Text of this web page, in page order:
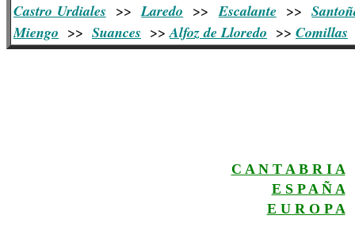
Castro Urdiales >> Laredo >> Escalante >>
Miengo >> Suances >>Alfoz de Lloredo >> Comillas
C A N T A B R I A
E S P A Ñ A
E U R O P A